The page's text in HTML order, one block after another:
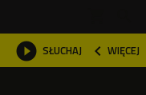
 SŁUCHAJ  WIĘCEJ
